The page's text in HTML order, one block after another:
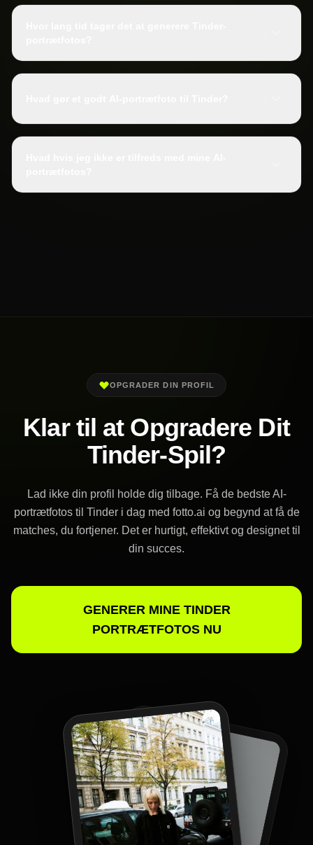
OPGRADER DIN PROFIL
Klar til at Opgradere Dit
Tinder-Spil?
Lad ikke din profil holde dig tilbage. Få de bedste AI-
portrætfotos til Tinder i dag med fotto.ai og begynd at få de
matches, du fortjener. Det er hurtigt, effektivt og designet til
din succes.
GENERER MINE TINDER
PORTRÆTFOTOS NU